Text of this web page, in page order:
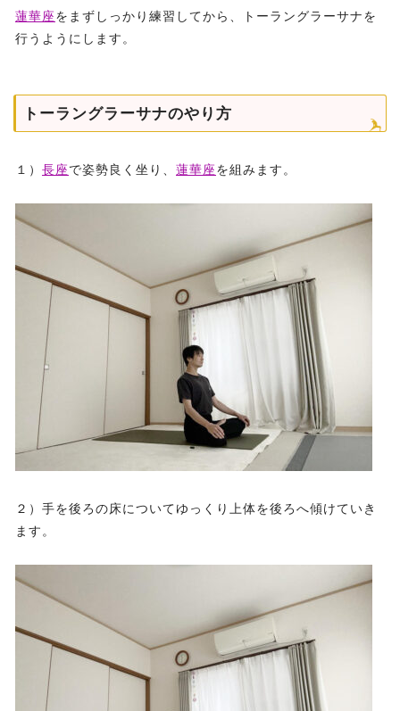
蓮華座をまずしっかり練習してから、トーラングラーサナを
行うようにします。
トーラングラーサナのやり方
１） 長座で姿勢良く坐り、 蓮華座を組みます。
２）手を後ろの床についてゆっくり上体を後ろへ傾けていき
ます。